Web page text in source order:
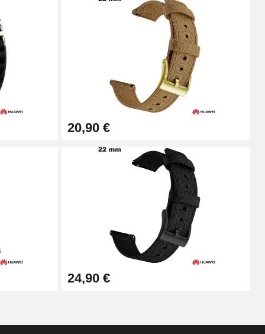
Ajouter au panier
Ajouter au panier
Ajouter au panier
Ajouter au panier
Ajouter au panier
20,90 €
24,90 €